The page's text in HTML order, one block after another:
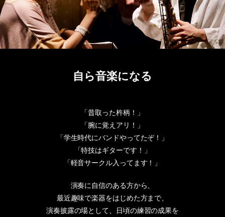
自ら音楽になる
「昔取った杵柄！」
「腕に覚えアリ！」
「学生時代にバンドやってたぞ！」
「特技はギターです！」
「軽音サークル入ってます！」
演奏に自信のある方から、
最近趣味で楽器をはじめた方まで、
演奏披露の場として、日頃の練習の成果を